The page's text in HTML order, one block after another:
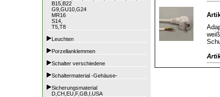
B15,B22
G9,GU10,G24
MR16
S14,
T5,T8
Leuchten
Porzellanklemmen
Schalter verschiedene
Schaltermaterial -Gehäuse-
Sicherungsmaterial
D,CH,EU,F,GB,I,USA